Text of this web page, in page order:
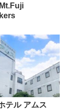
テル アムス